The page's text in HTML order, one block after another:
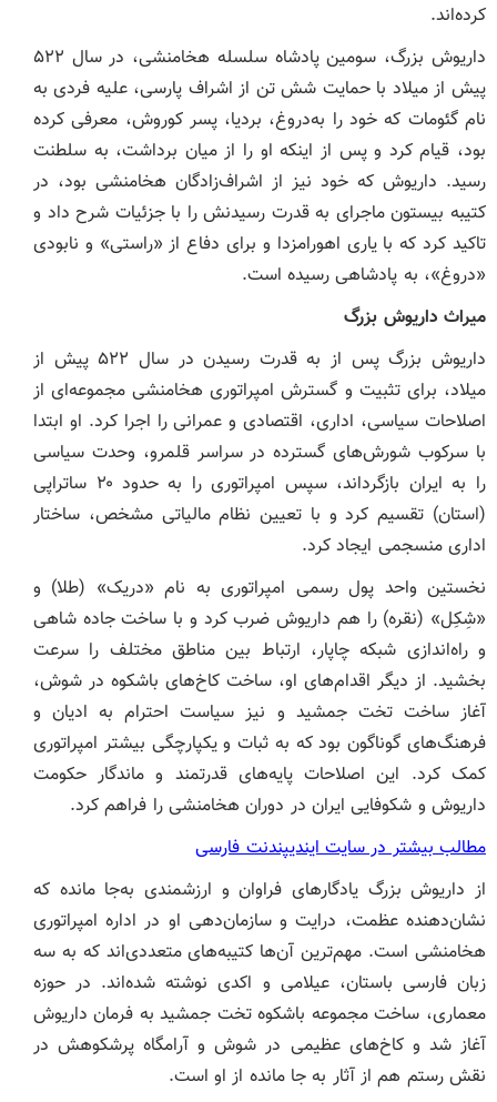
کرده‌اند.
داریوش بزرگ، سومین پادشاه سلسله هخامنشی، در سال ۵۲۲
پیش از میلاد با حمایت شش تن از اشراف پارسی، علیه فردی به
نام گئومات که خود را به‌دروغ، بردیا، پسر کوروش، معرفی کرده
بود، قیام کرد و پس از اینکه او را از میان برداشت، به سلطنت
رسید. داریوش که خود نیز از اشراف‌زادگان هخامنشی بود، در
کتیبه بیستون ماجرای به قدرت رسیدنش را با جزئیات شرح داد و
تاکید کرد که با یاری اهورامزدا و برای دفاع از «راستی» و نابودی
«دروغ»، به پادشاهی رسیده است.
میراث داریوش بزرگ
داریوش بزرگ پس از به قدرت رسیدن در سال ۵۲۲ پیش از
میلاد، برای تثبیت و گسترش امپراتوری هخامنشی مجموعه‌ای از
اصلاحات سیاسی، اداری، اقتصادی و عمرانی را اجرا کرد. او ابتدا
با سرکوب شورش‌های گسترده در سراسر قلمرو، وحدت سیاسی
را به ایران بازگرداند، سپس امپراتوری را به حدود ۲۰ ساتراپی
(استان) تقسیم کرد و با تعیین نظام مالیاتی مشخص، ساختار
اداری منسجمی ایجاد کرد.
نخستین واحد پول رسمی امپراتوری به نام «دریک» (طلا) و
«شِکِل» (نقره) را هم داریوش ضرب کرد و با ساخت جاده شاهی
و راه‌اندازی شبکه چاپار، ارتباط بین مناطق مختلف را سرعت
بخشید. از دیگر اقدام‌های او، ساخت کاخ‌های باشکوه در شوش،
آغاز ساخت تخت جمشید و نیز سیاست احترام به ادیان و
فرهنگ‌های گوناگون بود که به ثبات و یکپارچگی بیشتر امپراتوری
کمک کرد. این اصلاحات پایه‌های قدرتمند و ماندگار حکومت
داریوش و شکوفایی ایران در دوران هخامنشی را فراهم کرد.
مطالب بیشتر در سایت ایندیپندنت فارسی
از داریوش بزرگ یادگارهای فراوان و ارزشمندی به‌جا مانده که
نشان‌دهنده عظمت، درایت و سازمان‌دهی او در اداره امپراتوری
هخامنشی است. مهم‌ترین آن‌ها کتیبه‌های متعددی‌اند که به سه
زبان فارسی باستان، عیلامی و اکدی نوشته شده‌اند. در حوزه
معماری، ساخت مجموعه باشکوه تخت جمشید به فرمان داریوش
آغاز شد و کاخ‌های عظیمی در شوش و آرامگاه پرشکوهش در
نقش رستم هم از آثار به جا مانده از او است.